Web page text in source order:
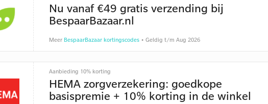
Nu vanaf €49 gratis verzending bij
BespaarBazaar.nl
Meer BespaarBazaar kortingscodes• Geldig t/m Aug 2026
Aanbieding 10% korting
HEMA zorgverzekering: goedkope
basispremie + 10% korting in de winkel